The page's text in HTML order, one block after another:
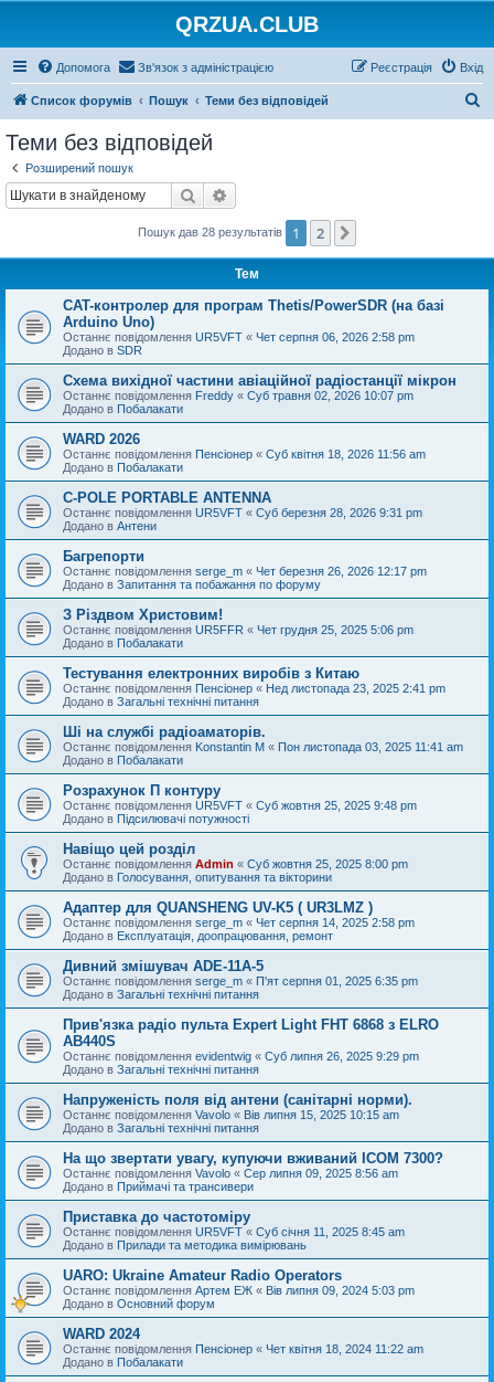
QRZUA.CLUB
Допомога Зв'язок з адміністрацією Вхід
Реєстрація
Список форумів Пошук Теми без відповідей
Теми без відповідей
Розширений пошук
Пошук
Пошук дав 28 результатів 1 2
Тем
CAT-контролер для програм Thetis/PowerSDR (на базі
Arduino Uno)
Останнє повідомлення UR5VFT « Чет серпня 06, 2026 2:58 pm
Додано в SDR
Схема вихідної частини авіаційної радіостанції мікрон
Останнє повідомлення Freddy « Суб травня 02, 2026 10:07 pm
Додано в Побалакати
WARD 2026
Останнє повідомлення Пенсіонер « Суб квітня 18, 2026 11:56 am
Додано в Побалакати
C-POLE PORTABLE ANTENNA
Останнє повідомлення UR5VFT « Суб березня 28, 2026 9:31 pm
Додано в Антени
Багрепорти
Останнє повідомлення serge_m « Чет березня 26, 2026 12:17 pm
Додано в Запитання та побажання по форуму
З Різдвом Христовим!
Останнє повідомлення UR5FFR « Чет грудня 25, 2025 5:06 pm
Додано в Побалакати
Тестування електронних виробів з Китаю
Останнє повідомлення Пенсіонер « Нед листопада 23, 2025 2:41 pm
Додано в Загальні технічні питання
Ші на службі радіоаматорів.
Останнє повідомлення Konstantin M « Пон листопада 03, 2025 11:41 am
Додано в Побалакати
Розрахунок П контуру
Останнє повідомлення UR5VFT « Суб жовтня 25, 2025 9:48 pm
Додано в Підсилювачі потужності
Навіщо цей розділ
Останнє повідомлення Admin « Суб жовтня 25, 2025 8:00 pm
Додано в Голосування, опитування та вікторини
Адаптер для QUANSHENG UV-K5 ( UR3LMZ )
Останнє повідомлення serge_m « Чет серпня 14, 2025 2:58 pm
Додано в Експлуатація, доопрацювання, ремонт
Дивний змішувач ADE-11A-5
Останнє повідомлення serge_m « П'ят серпня 01, 2025 6:35 pm
Додано в Загальні технічні питання
Прив'язка радіо пульта Expert Light FHT 6868 з ELRO
AB440S
Останнє повідомлення evidentwig « Суб липня 26, 2025 9:29 pm
Додано в Загальні технічні питання
Напруженість поля від антени (санітарні норми).
Останнє повідомлення Vavolo « Вів липня 15, 2025 10:15 am
Додано в Загальні технічні питання
На що звертати увагу, купуючи вживаний ICOM 7300?
Останнє повідомлення Vavolo « Сер липня 09, 2025 8:56 am
Додано в Приймачі та трансивери
Приставка до частотоміру
Останнє повідомлення UR5VFT « Суб січня 11, 2025 8:45 am
Додано в Прилади та методика вимірювань
UARO: Ukraine Аmateur Radio Operators
Останнє повідомлення Артем ЕЖ « Вів липня 09, 2024 5:03 pm
Додано в Основний форум
WARD 2024
Останнє повідомлення Пенсіонер « Чет квітня 18, 2024 11:22 am
Додано в Побалакати